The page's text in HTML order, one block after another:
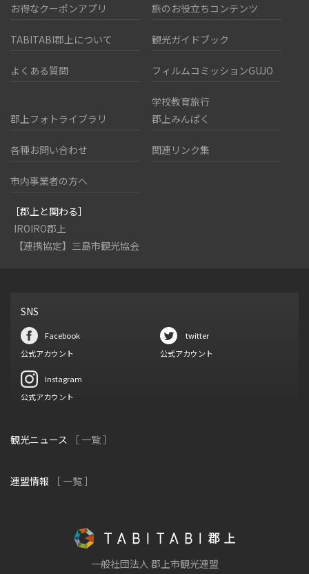
お得なクーポンアプリ 旅のお役立ちコンテンツ
TABITABI郡上について 観光ガイドブック
よくある質問 フィルムコミッションGUJO
郡上フォトライブラリ
学校教育旅行
郡上みんぱく
各種お問い合わせ 関連リンク集
市内事業者の方へ
［郡上と関わる］
IROIRO郡上
【連携協定】三島市観光協会
SNS
Facebook
公式アカウント
twitter
公式アカウント
Instagram
公式アカウント
観光ニュース ［ 一覧 ］
連盟情報 ［ 一覧 ］
一般社団法人 郡上市観光連盟